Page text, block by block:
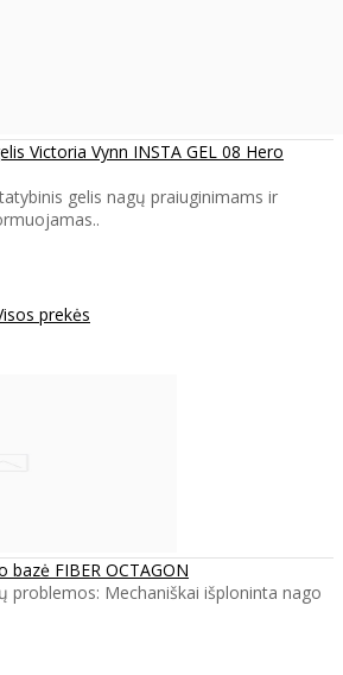
Victoria Vynn INSTA GEL 08 Hero
gelis nagų praiuginimams ir
prekės
FIBER OCTAGON
problemos: Mechaniškai išploninta nago